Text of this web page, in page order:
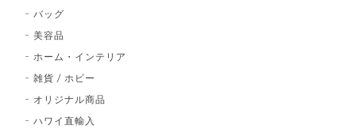
バッグ
美容品
ホーム・インテリア
雑貨 / ホビー
オリジナル商品
ハワイ直輸入